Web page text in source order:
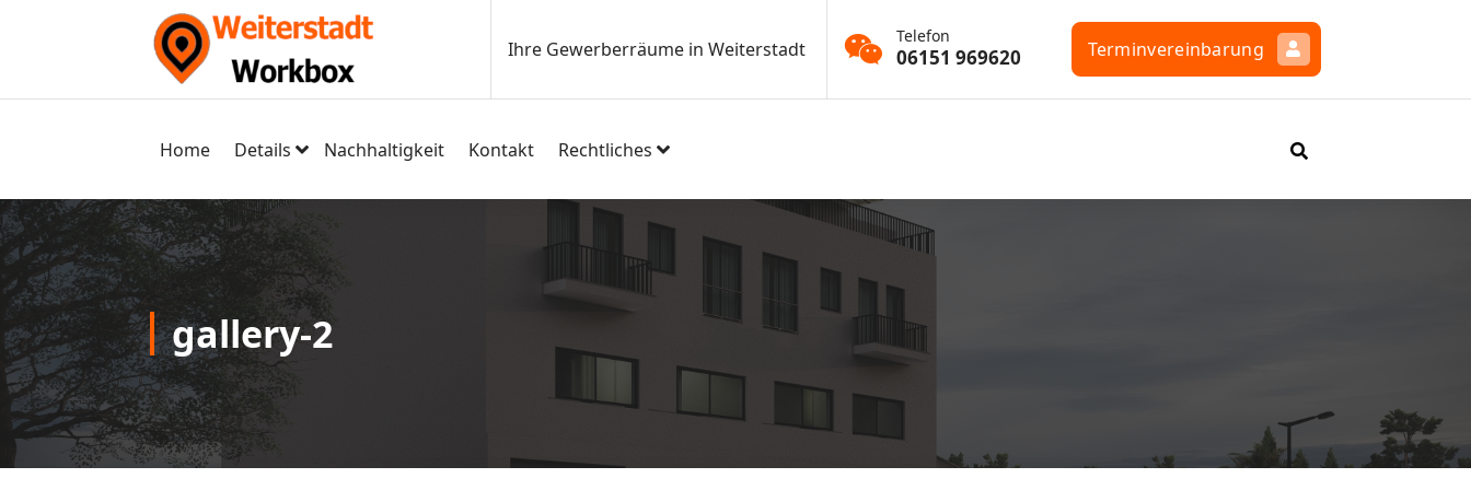
Ihre Gewerberräume in Weiterstadt
Telefon
06151 969620 Terminvereinbarung
Home Details Nachhaltigkeit Kontakt Rechtliches
gallery-2